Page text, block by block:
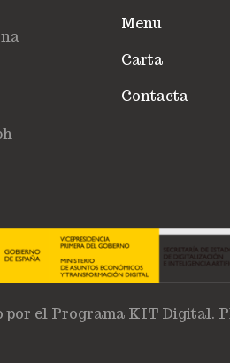
Menu
Carta
Contacta
por el Programa KIT Digital.